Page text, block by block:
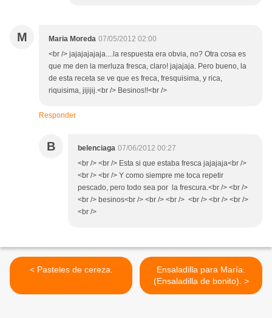
M Maria Moreda 07/05/2012 02:00
<br /> jajajajajaja....la respuesta era obvia, no? Otra cosa es
que me den la merluza fresca, claro! jajajaja. Pero bueno, la
de esta receta se ve que es freca, fresquisima, y rica,
riquisima, jijijij.<br /> Besinos!!<br />
Responder
B belenciaga 07/06/2012 00:27
<br /> <br /> Esta si que estaba fresca jajajaja<br />
<br /> <br /> Y como siempre me toca repetir
pescado, pero todo sea por la frescura.<br /> <br />
<br /> besinos<br /> <br /> <br /> <br /> <br /> <br />
<br />
< Pasteles de cereza.
Ensaladilla para María.
(Ensaladilla de bonito). >